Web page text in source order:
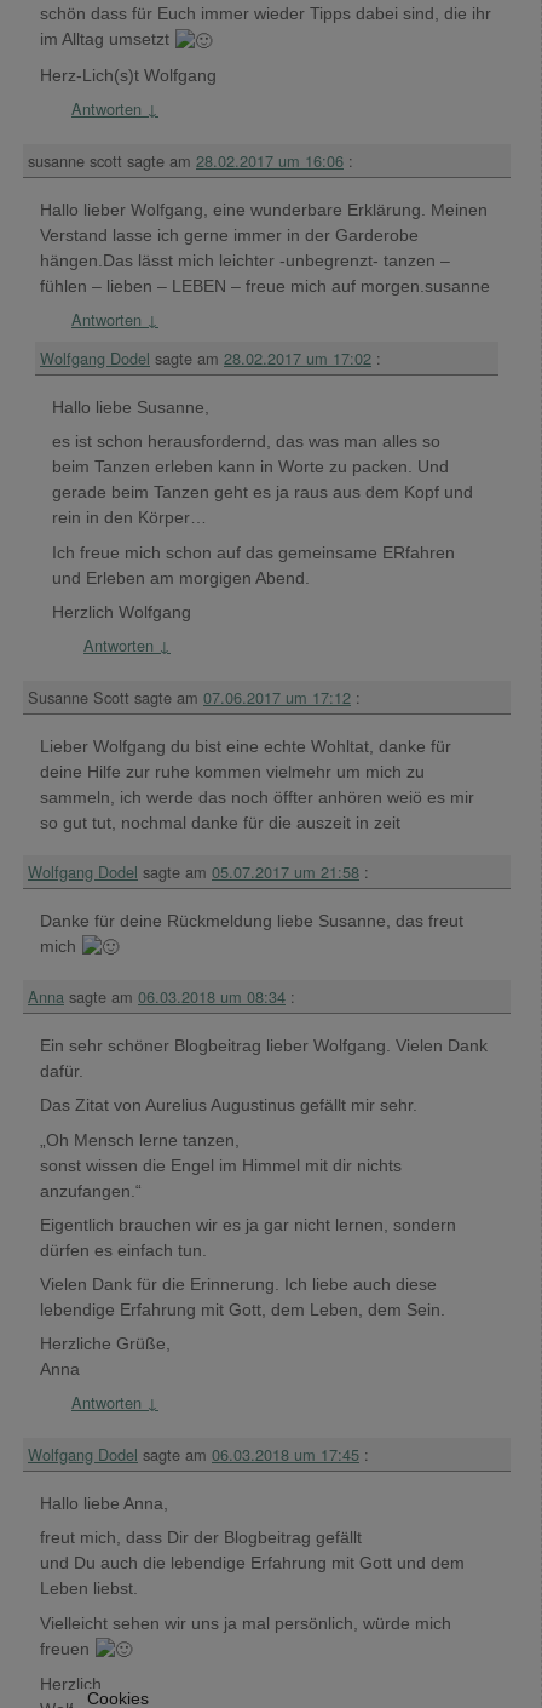
schön dass für Euch immer wieder Tipps dabei sind, die ihr
im Alltag umsetzt
Herz-Lich(s)t Wolfgang
Antworten ↓
susanne scott sagte am 28.02.2017 um 16:06 :
Hallo lieber Wolfgang, eine wunderbare Erklärung. Meinen
Verstand lasse ich gerne immer in der Garderobe
hängen.Das lässt mich leichter -unbegrenzt- tanzen –
fühlen – lieben – LEBEN – freue mich auf morgen.susanne
Antworten ↓
Wolfgang Dodel sagte am 28.02.2017 um 17:02 :
Hallo liebe Susanne,
es ist schon herausfordernd, das was man alles so
beim Tanzen erleben kann in Worte zu packen. Und
gerade beim Tanzen geht es ja raus aus dem Kopf und
rein in den Körper…
Ich freue mich schon auf das gemeinsame ERfahren
und Erleben am morgigen Abend.
Herzlich Wolfgang
Antworten ↓
Susanne Scott sagte am 07.06.2017 um 17:12 :
Lieber Wolfgang du bist eine echte Wohltat, danke für
deine Hilfe zur ruhe kommen vielmehr um mich zu
sammeln, ich werde das noch öffter anhören weiö es mir
so gut tut, nochmal danke für die auszeit in zeit
Wolfgang Dodel sagte am 05.07.2017 um 21:58 :
Danke für deine Rückmeldung liebe Susanne, das freut
mich
Anna sagte am 06.03.2018 um 08:34 :
Ein sehr schöner Blogbeitrag lieber Wolfgang. Vielen Dank
dafür.
Das Zitat von Aurelius Augustinus gefällt mir sehr.
„Oh Mensch lerne tanzen,
sonst wissen die Engel im Himmel mit dir nichts
anzufangen.“
Eigentlich brauchen wir es ja gar nicht lernen, sondern
dürfen es einfach tun.
Vielen Dank für die Erinnerung. Ich liebe auch diese
lebendige Erfahrung mit Gott, dem Leben, dem Sein.
Herzliche Grüße,
Anna
Antworten ↓
Wolfgang Dodel sagte am 06.03.2018 um 17:45 :
Hallo liebe Anna,
freut mich, dass Dir der Blogbeitrag gefällt
und Du auch die lebendige Erfahrung mit Gott und dem
Leben liebst.
Vielleicht sehen wir uns ja mal persönlich, würde mich
freuen
Herzlich
Cookies